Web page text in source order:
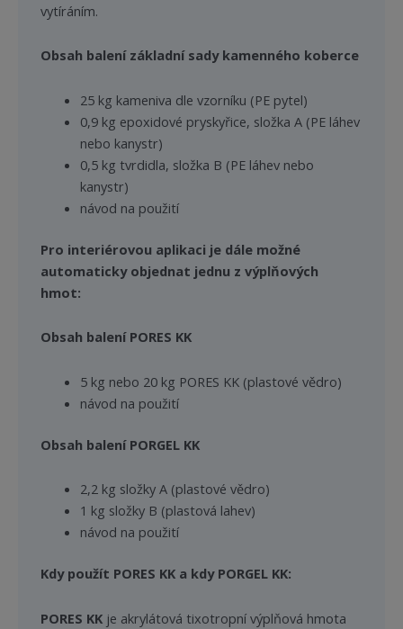
vytíráním.
Obsah balení základní sady kamenného koberce
25 kg kameniva dle vzorníku (PE pytel)
0,9 kg epoxidové pryskyřice, složka A (PE láhev
nebo kanystr)
0,5 kg tvrdidla, složka B (PE láhev nebo
kanystr)
návod na použití
Pro interiérovou aplikaci je dále možné
automaticky objednat jednu z výplňových
hmot:
Obsah balení PORES KK
5 kg nebo 20 kg PORES KK (plastové vědro)
návod na použití
Obsah balení PORGEL KK
2,2 kg složky A (plastové vědro)
1 kg složky B (plastová lahev)
návod na použití
Kdy použít PORES KK a kdy PORGEL KK:
PORES KK je akrylátová tixotropní výplňová hmota